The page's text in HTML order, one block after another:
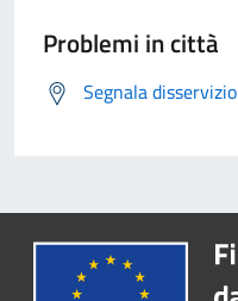
Problemi in città
Segnala disservizio